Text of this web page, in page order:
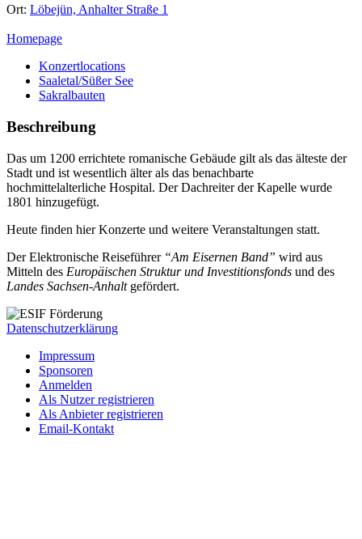
Ort: Löbejün, Anhalter Straße 1
Homepage
Konzertlocations
Saaletal/Süßer See
Sakralbauten
Beschreibung
Das um 1200 errichtete romanische Gebäude gilt als das älteste der
Stadt und ist wesentlich älter als das benachbarte
hochmittelalterliche Hospital. Der Dachreiter der Kapelle wurde
1801 hinzugefügt.
Heute finden hier Konzerte und weitere Veranstaltungen statt.
Der Elektronische Reiseführer “Am Eisernen Band” wird aus
Mitteln des Europäischen Struktur und Investitionsfonds und des
Landes Sachsen-Anhaltgefördert.
Datenschutzerklärung
Impressum
Sponsoren
Anmelden
Als Nutzer registrieren
Als Anbieter registrieren
Email-Kontakt